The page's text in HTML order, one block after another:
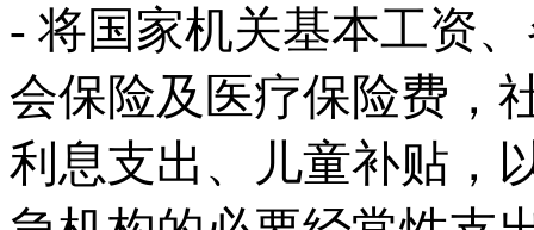
- 将国家机关基本工资
会保险及医疗保险费，
利息支出、儿童补贴，